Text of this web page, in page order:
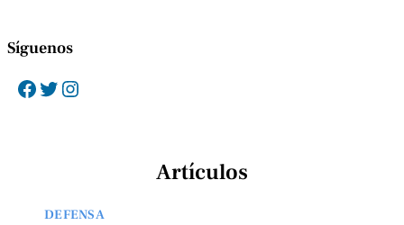
Síguenos
Facebook Twitter Instagram
Artículos
DEFENSA